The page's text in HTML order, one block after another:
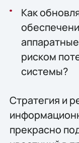
Как
риском
системы?
Стратегия и
прекрасно